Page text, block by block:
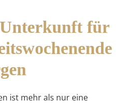
für
ist mehr als nur eine